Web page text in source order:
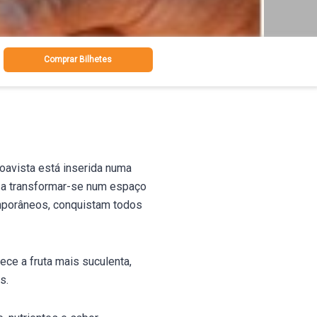
Comprar Bilhetes
está inserida numa
transformar-se num espaço
conquistam todos
a fruta mais suculenta,